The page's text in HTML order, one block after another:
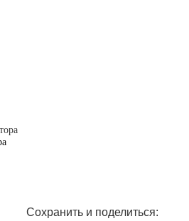
Сохранить и поделиться: